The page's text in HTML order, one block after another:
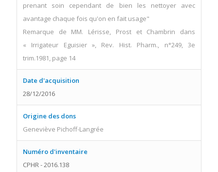
prenant soin cependant de bien les nettoyer avec
avantage chaque fois qu'on en fait usage"
Remarque de MM. Lérisse, Prost et Chambrin dans
« Irrigateur Eguisier », Rev. Hist. Pharm., n°249, 3e
trim.1981, page 14
Date d'acquisition
28/12/2016
Origine des dons
Geneviève Pichoff-Langrée
Numéro d'inventaire
CPHR - 2016.138